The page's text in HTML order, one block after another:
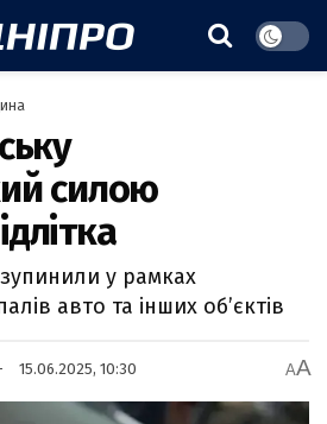
силою
у рамках
авто та інших обʼєктів
15.06.2025, 10:30 AA